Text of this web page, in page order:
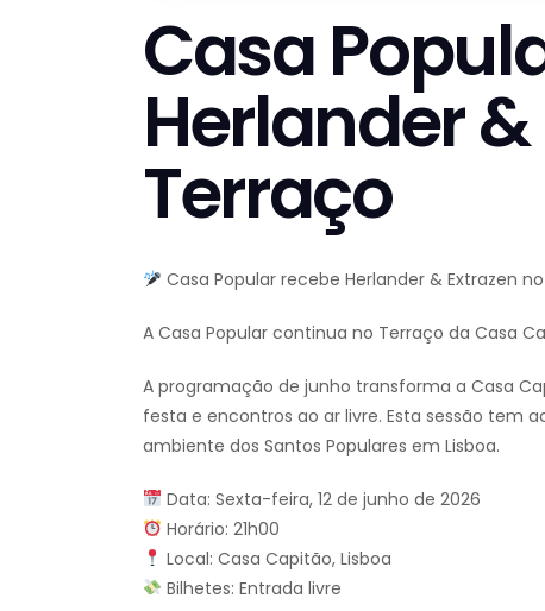
Casa
Herlander
Terraço
Casa Popular recebe Herlander & Extrazen
A Casa Popular continua no Terraço da Casa
A programação de junho transforma a Casa
festa e encontros ao ar livre. Esta sessão tem
ambiente dos Santos Populares em Lisboa.
Data: Sexta-feira, 12 de junho de 2026
Horário: 21h00
Local: Casa Capitão, Lisboa
Bilhetes: Entrada livre